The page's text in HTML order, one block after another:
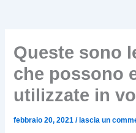
Queste sono
che possono
utilizzate in
febbraio 20, 2021/ lascia un